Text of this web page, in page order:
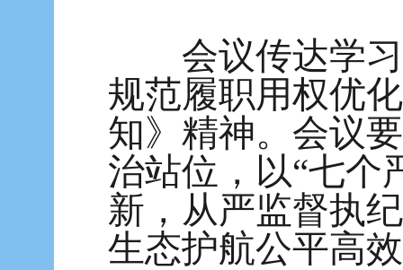
会议传达学习
规范履职用权优
知》精神。会议
治站位，以“七个
新，从严监督执
生态护航公平高